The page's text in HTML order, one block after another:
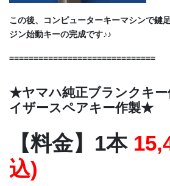
この後、コンピューターキーマシンで鍵
ジン始動キーの完成です♪♪
==============================
★ヤマハ純正ブランクキ
イザースペアキー作製★
【料金】1本
込)